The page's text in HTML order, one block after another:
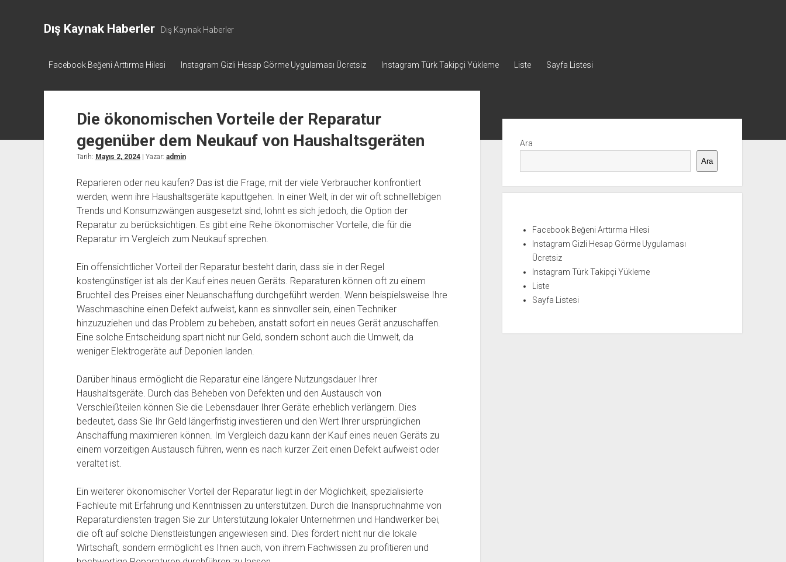
Dış Kaynak Haberler Dış Kaynak Haberler
Facebook Beğeni Arttırma Hilesi Instagram Gizli Hesap Görme Uygulaması Ücretsiz Instagram Türk Takipçi Yükleme Liste Sayfa Listesi
Die ökonomischen Vorteile der Reparatur
gegenüber dem Neukauf von Haushaltsgeräten
Tarih: Mayıs 2, 2024| Yazar: admin
Reparieren oder neu kaufen? Das ist die Frage, mit der viele Verbraucher konfrontiert
werden, wenn ihre Haushaltsgeräte kaputtgehen. In einer Welt, in der wir oft schnelllebigen
Trends und Konsumzwängen ausgesetzt sind, lohnt es sich jedoch, die Option der
Reparatur zu berücksichtigen. Es gibt eine Reihe ökonomischer Vorteile, die für die
Reparatur im Vergleich zum Neukauf sprechen.
Ein offensichtlicher Vorteil der Reparatur besteht darin, dass sie in der Regel
kostengünstiger ist als der Kauf eines neuen Geräts. Reparaturen können oft zu einem
Bruchteil des Preises einer Neuanschaffung durchgeführt werden. Wenn beispielsweise Ihre
Waschmaschine einen Defekt aufweist, kann es sinnvoller sein, einen Techniker
hinzuzuziehen und das Problem zu beheben, anstatt sofort ein neues Gerät anzuschaffen.
Eine solche Entscheidung spart nicht nur Geld, sondern schont auch die Umwelt, da
weniger Elektrogeräte auf Deponien landen.
Darüber hinaus ermöglicht die Reparatur eine längere Nutzungsdauer Ihrer
Haushaltsgeräte. Durch das Beheben von Defekten und den Austausch von
Verschleißteilen können Sie die Lebensdauer Ihrer Geräte erheblich verlängern. Dies
bedeutet, dass Sie Ihr Geld längerfristig investieren und den Wert Ihrer ursprünglichen
Anschaffung maximieren können. Im Vergleich dazu kann der Kauf eines neuen Geräts zu
einem vorzeitigen Austausch führen, wenn es nach kurzer Zeit einen Defekt aufweist oder
veraltet ist.
Ein weiterer ökonomischer Vorteil der Reparatur liegt in der Möglichkeit, spezialisierte
Fachleute mit Erfahrung und Kenntnissen zu unterstützen. Durch die Inanspruchnahme von
Reparaturdiensten tragen Sie zur Unterstützung lokaler Unternehmen und Handwerker bei,
die oft auf solche Dienstleistungen angewiesen sind. Dies fördert nicht nur die lokale
Wirtschaft, sondern ermöglicht es Ihnen auch, von ihrem Fachwissen zu profitieren und
Menü
Ara
Ara
Facebook Beğeni Arttırma Hilesi
Instagram Gizli Hesap Görme Uygulaması
Ücretsiz
Instagram Türk Takipçi Yükleme
Liste
Sayfa Listesi